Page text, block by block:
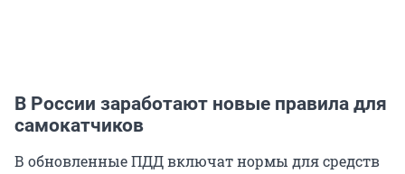
В России заработают новые правила для
самокатчиков
В обновленные ПДД включат нормы для средств